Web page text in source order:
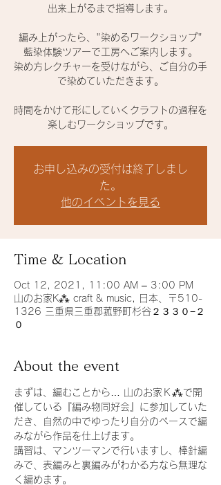
出来上がるまで指導します。
編み上がったら、"染めるワークショップ"
藍染体験ツアーで工房へご案内します。
染め方レクチャーを受けながら、ご自分の手
で染めていただきます。
時間をかけて形にしていくクラフトの過程を
楽しむワークショップです。
お申し込みの受付は終了しまし
た。
他のイベントを見る
Time & Location
Oct 12, 2021, 11:00 AM – 3:00 PM
山のお家K⁂ craft & music, 日本、〒510-
1326 三重県三重郡菰野町杉谷２３３０−２
０
About the event
まずは、編むことから… 山のお家Ｋ⁂で開
催している『編み物同好会』に参加していた
だき、自然の中でゆったり自分のペースで編
みながら作品を仕上げます。
講習は、マンツーマンで行いますし、棒針編
みで、表編みと裏編みがわかる方なら無理な
く編めます。